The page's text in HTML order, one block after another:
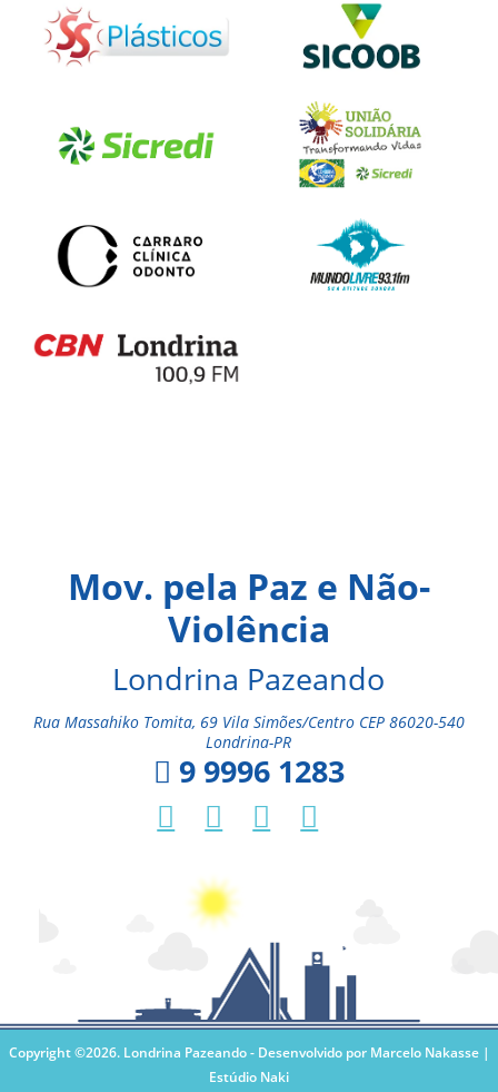
Mov. pela Paz e Não-
Violência
Londrina Pazeando
Rua Massahiko Tomita, 69 Vila Simões/Centro CEP 86020-540
Londrina-PR
9 9996 1283
Copyright ©2026. Londrina Pazeando - Desenvolvido por Marcelo Nakasse |
Estúdio Naki